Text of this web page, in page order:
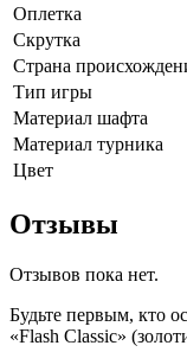
Оплетка
Скрутка
Страна
Тип игры
Материал шафта
Материал турника
Цвет
Отзывы
Отзывов пока нет.
Будьте первым, кто
«Flash Classic»